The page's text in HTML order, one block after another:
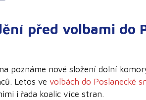
před volbami do
poznáme nové složení dolní
Letos ve volbách do Poslanecké
i řada koalic více stran.